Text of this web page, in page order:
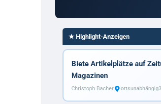
★ Highlight-Anzeigen
Biete Artikelplätze auf
Magazinen
Christoph Bacher ortsunabhängig